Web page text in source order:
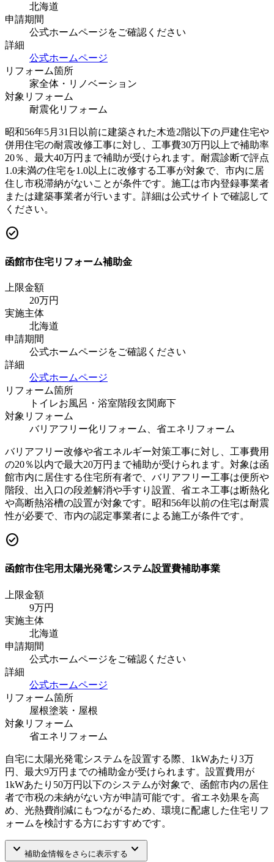
北海道
申請期間
公式ホームページをご確認ください
詳細
公式ホームページ
リフォーム箇所
家全体・リノベーション
対象リフォーム
耐震化リフォーム
昭和56年5月31日以前に建築された木造2階以下の戸建住宅や
併用住宅の耐震改修工事に対し、工事費30万円以上で補助率
20％、最大40万円まで補助が受けられます。耐震診断で評点
1.0未満の住宅を1.0以上に改修する工事が対象で、市内に居
住し市税滞納がないことが条件です。施工は市内登録事業者
または建築事業者が行います。詳細は公式サイトで確認して
ください。
check_circle
函館市住宅リフォーム補助金
上限金額
20万円
実施主体
北海道
申請期間
公式ホームページをご確認ください
詳細
公式ホームページ
リフォーム箇所
トイレお風呂・浴室階段玄関廊下
対象リフォーム
バリアフリー化リフォーム、省エネリフォーム
バリアフリー改修や省エネルギー対策工事に対し、工事費用
の20％以内で最大20万円まで補助が受けられます。対象は函
館市内に居住する住宅所有者で、バリアフリー工事は便所や
階段、出入口の段差解消や手すり設置、省エネ工事は断熱化
や高断熱浴槽の設置が対象です。昭和56年以前の住宅は耐震
性が必要で、市内の認定事業者による施工が条件です。
check_circle
函館市住宅用太陽光発電システム設置費補助事業
上限金額
9万円
実施主体
北海道
申請期間
公式ホームページをご確認ください
詳細
公式ホームページ
リフォーム箇所
屋根塗装・屋根
対象リフォーム
省エネリフォーム
自宅に太陽光発電システムを設置する際、1kWあたり3万
円、最大9万円までの補助金が受けられます。設置費用が
1kWあたり50万円以下のシステムが対象で、函館市内の居住
者で市税の未納がない方が申請可能です。省エネ効果を高
め、光熱費削減にもつながるため、環境に配慮した住宅リフ
ォームを検討する方におすすめです。
keyboard_arrow_down 補助金情報をさらに表示する keyboard_arrow_down